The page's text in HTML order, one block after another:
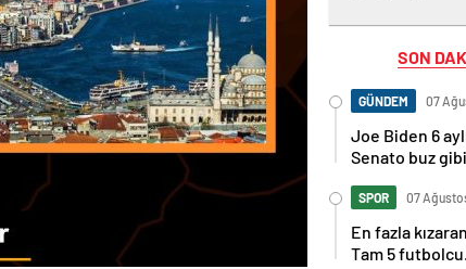
SON
GÜNDEM 07
Joe Biden 6
Senato buz
SPOR 07
En fazla
Tam 5